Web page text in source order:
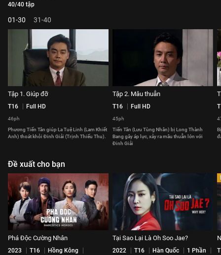
40/40 tập
01-30 31-40
Tập 1. Giúp đỡ
T16 Full HD
46ph
Phương Tiến Tân giúp La Tuệ Linh (Lam Khiết
Anh) thoát khỏi Đinh Giải (Trịnh Thiếu Thu).
Tập 2. Mâu thuẫn
T16 Full HD
45ph
Tiến Tân (Lưu Tùng Nhân) bị Long Thành
Bang gây áp lực, xảy ra mâu thuẫn lớn với
Đinh Giải
Đề xuất cho bạn
Phá Độc Cường Nhân
2023 T16
Hồng Kông
Tại Sao Lại Là Oh Soo Jae?
2022 T16 Hàn Quốc
1 Phần